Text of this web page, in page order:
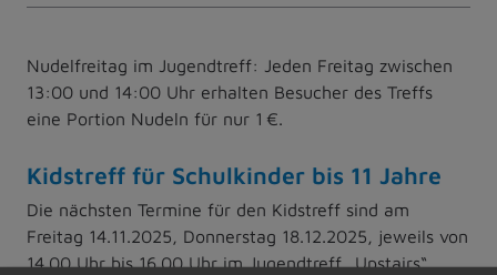
Nudelfreitag im Jugendtreff: Jeden Freitag zwischen
13:00 und 14:00 Uhr erhalten Besucher des Treffs
eine Portion Nudeln für nur 1 €.
Kidstreff für Schulkinder bis 11 Jahre
Die nächsten Termine für den Kidstreff sind am
Freitag 14.11.2025, Donnerstag 18.12.2025, jeweils von
14.00 Uhr bis 16.00 Uhr im Jugendtreff „Upstairs“.